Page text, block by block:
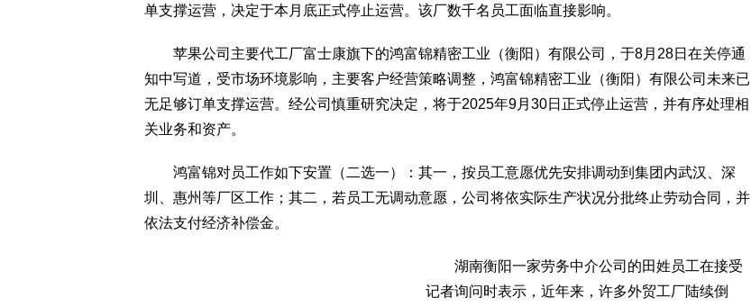
单支撑运营，决定于本月底正式停止运营。该厂数千名员工面临直接影响。
苹果公司主要代工厂富士康旗下的鸿富锦精密工业（衡阳）有限公司，于8月28日在关停通
知中写道，受市场环境影响，主要客户经营策略调整，鸿富锦精密工业（衡阳）有限公司未来已
无足够订单支撑运营。经公司慎重研究决定，将于2025年9月30日正式停止运营，并有序处理相
关业务和资产。
鸿富锦对员工作如下安置（二选一）：其一，按员工意愿优先安排调动到集团内武汉、深
圳、惠州等厂区工作；其二，若员工无调动意愿，公司将依实际生产状况分批终止劳动合同，并
依法支付经济补偿金。
湖南衡阳一家劳务中介公司的田姓员工在接受
记者询问时表示，近年来，许多外贸工厂陆续倒